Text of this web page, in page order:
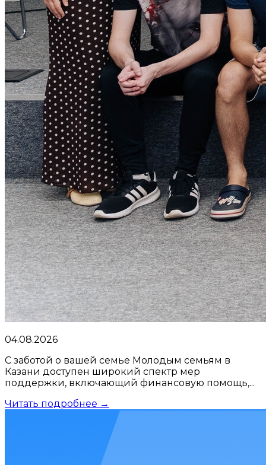
04.08.2026
С заботой о вашей семье Молодым семьям в
Казани доступен широкий спектр мер
поддержки, включающий финансовую помощь,...
Читать подробнее →